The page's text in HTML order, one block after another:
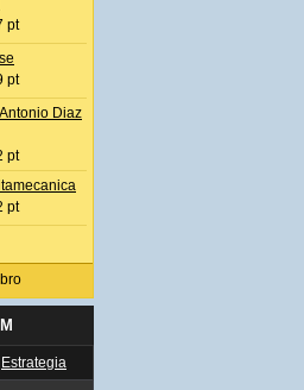
pt
pt
Diaz
pt
pt
Estrategia